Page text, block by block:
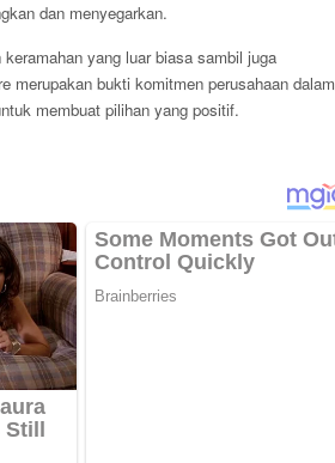
dan menyegarkan.
yang luar biasa sambil juga
merupakan bukti komitmen perusahaan dalam
membuat pilihan yang positif.